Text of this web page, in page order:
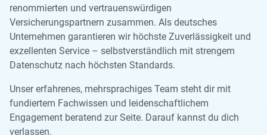
renommierten und vertrauenswürdigen
Versicherungspartnern zusammen. Als deutsches
Unternehmen garantieren wir höchste Zuverlässigkeit und
exzellenten Service – selbstverständlich mit strengem
Datenschutz nach höchsten Standards.
Unser erfahrenes, mehrsprachiges Team steht dir mit
fundiertem Fachwissen und leidenschaftlichem
Engagement beratend zur Seite. Darauf kannst du dich
verlassen.